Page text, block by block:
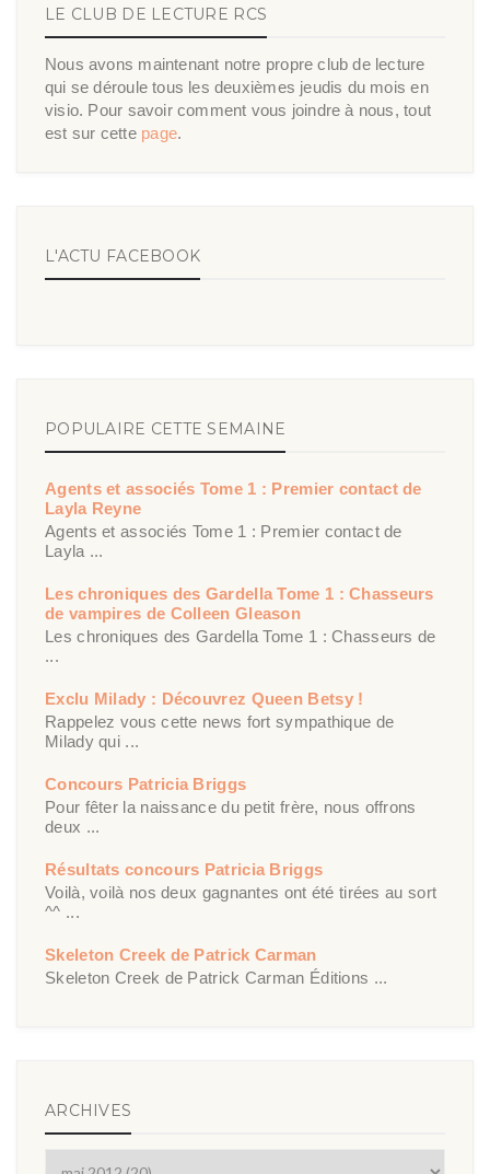
LE CLUB DE LECTURE RCS
Nous avons maintenant notre propre club de lecture
qui se déroule tous les deuxièmes jeudis du mois en
visio. Pour savoir comment vous joindre à nous, tout
est sur cette page.
L'ACTU FACEBOOK
POPULAIRE CETTE SEMAINE
Agents et associés Tome 1 : Premier contact de
Layla Reyne
Agents et associés Tome 1 : Premier contact de
Layla ...
Les chroniques des Gardella Tome 1 : Chasseurs
de vampires de Colleen Gleason
Les chroniques des Gardella Tome 1 : Chasseurs de
...
Exclu Milady : Découvrez Queen Betsy !
Rappelez vous cette news fort sympathique de
Milady qui ...
Concours Patricia Briggs
Pour fêter la naissance du petit frère, nous offrons
deux ...
Résultats concours Patricia Briggs
Voilà, voilà nos deux gagnantes ont été tirées au sort
^^ ...
Skeleton Creek de Patrick Carman
Skeleton Creek de Patrick Carman Éditions ...
ARCHIVES